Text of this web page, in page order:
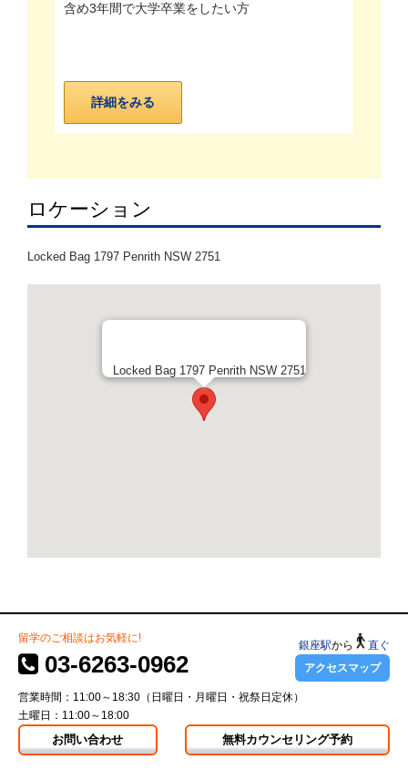
含め3年間で大学卒業をしたい方
詳細をみる
ロケーション
Locked Bag 1797 Penrith NSW 2751
Locked Bag 1797 Penrith NSW 2751
留学のご相談はお気軽に!
03-6263-0962
銀座駅から
直ぐ
アクセスマップ
営業時間：11:00～18:30（日曜日・月曜日・祝祭日定休）
土曜日：11:00～18:00
お問い合わせ 無料カウンセリング予約